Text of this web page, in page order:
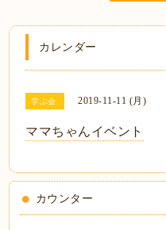
カレンダー
学ぶ会 2019-11-11 (月)
ママちゃんイベント
カウンター